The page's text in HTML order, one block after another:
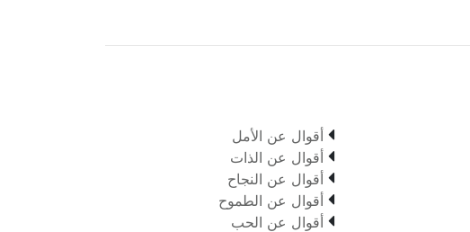
 أقوال عن الأمل
 أقوال عن الذات
 أقوال عن النجاح
 أقوال عن الطموح
 أقوال عن الحب